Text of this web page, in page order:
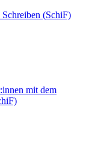
(SchiF)
mit dem